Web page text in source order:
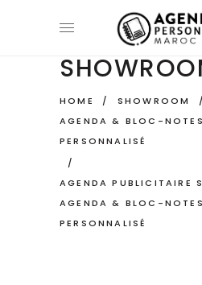
HOME / SHOWROOM
AGENDA & BLOC-
PERSONNALISÉ
/
AGENDA PUBLICITAIRE
AGENDA & BLOC-
PERSONNALISÉ